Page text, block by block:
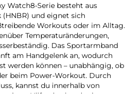
Watch8-Serie besteht aus
und eignet sich
Workouts oder im Alltag.
Temperaturänderungen,
Das Sportarmband
am Handgelenk an, wodurch
werden können – unabhängig, ob
beim Power-Workout. Durch
kannst du innerhalb von
weitere Hilfsmittel und mit nur